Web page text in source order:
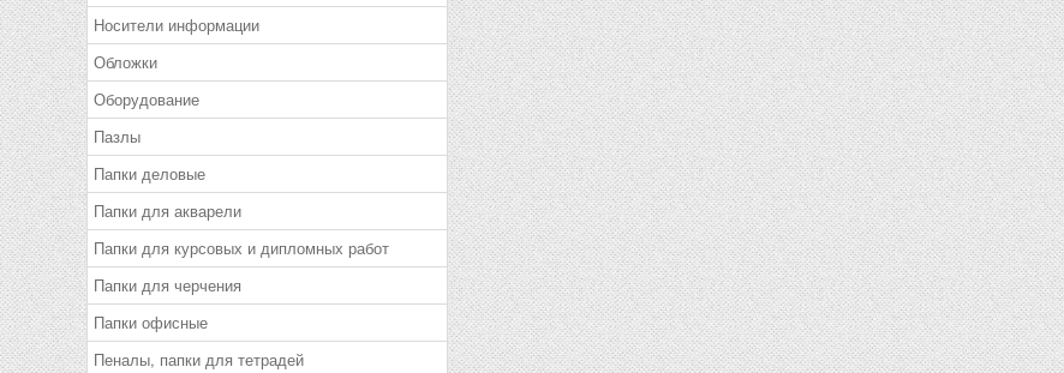
Носители информации
Обложки
Оборудование
Пазлы
Папки деловые
Папки для акварели
Папки для курсовых и дипломных работ
Папки для черчения
Папки офисные
Пеналы, папки для тетрадей